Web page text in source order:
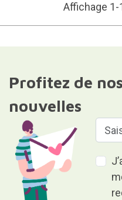
Affichage
Profitez de
nouvelles